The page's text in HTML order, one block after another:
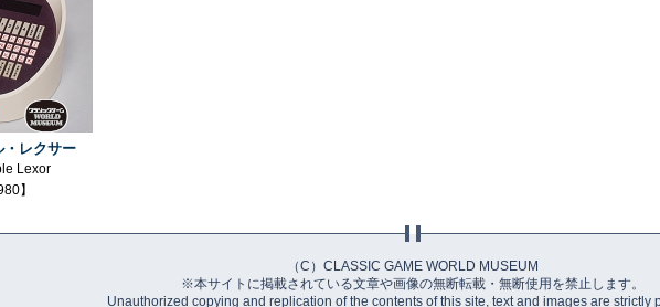
・レクサー
Lexor
】
（C）CLASSIC GAME WORLD MUSEUM
※本サイトに掲載されている文章や画像の無断転載・無断使用を禁止します。
Unauthorized copying and replication of the contents of this site, text and images are strictly